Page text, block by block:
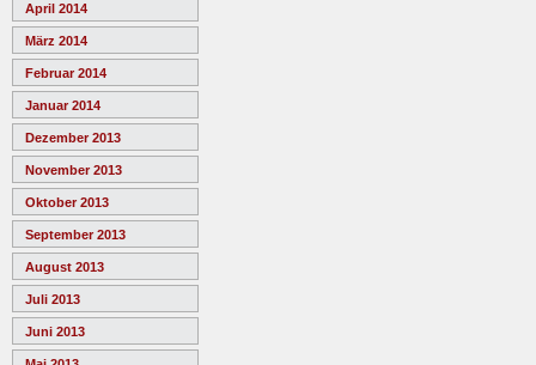
April 2014
März 2014
Februar 2014
Januar 2014
Dezember 2013
November 2013
Oktober 2013
September 2013
August 2013
Juli 2013
Juni 2013